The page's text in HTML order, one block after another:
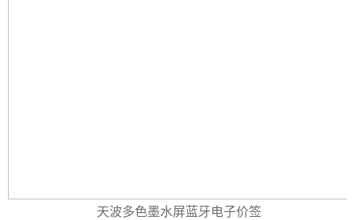
天波多色墨水屏蓝牙电子价签